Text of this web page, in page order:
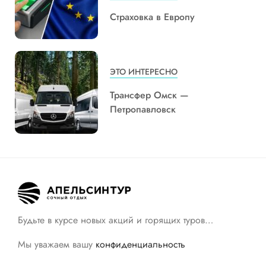
Страховка в Европу
ЭТО ИНТЕРЕСНО
Трансфер Омск —
Петропавловск
Будьте в курсе новых акций и горящих туров…
Мы уважаем вашу конфиденциальность